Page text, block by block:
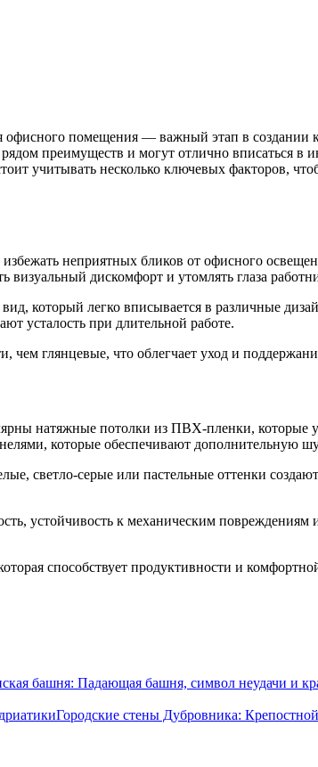
офисного помещения — важный этап в
преимуществ и могут отлично вписаться в
учитывать несколько ключевых факторов,
неприятных бликов от офисного
визуальный дискомфорт и утомлять глаза
который легко вписывается в различные
усталость при длительной работе.
глянцевые, что облегчает уход и
натяжные потолки из ПВХ-пленки, которые
которые обеспечивают дополнительную
светло-серые или пастельные оттенки
устойчивость к механическим
способствует продуктивности и
башня: Падающая башня, символ неудачи и
Городские стены Дубровника: